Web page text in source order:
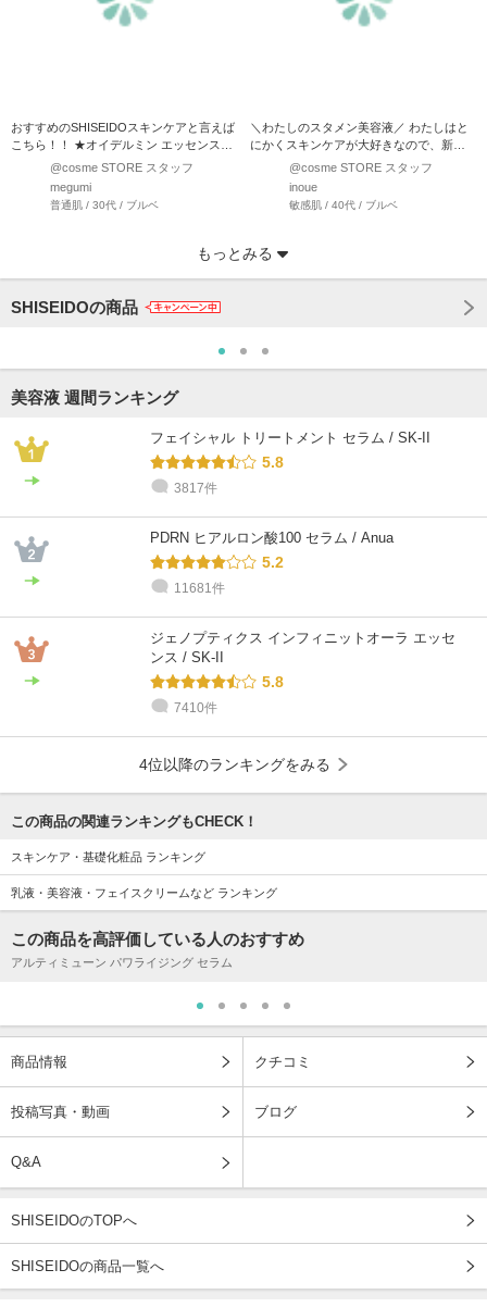
おすすめのSHISEIDOスキンケアと言えば
こちら！！ ★オイデルミン エッセンスロ
ーション …@cosme STORE スタッフ
megumi
普通肌 / 30代 / ブルベ
＼わたしのスタメン美容液／ わたしはと
にかくスキンケアが大好きなので、新商
品や人気の美容液を試す…
@cosme STORE スタッフ
inoue
敏感肌 / 40代 / ブルベ
もっとみる
SHISEIDOの商品
美容液 週間ランキング
フェイシャル トリートメント セラム / SK-II
5.8
3817件
PDRN ヒアルロン酸100 セラム / Anua
5.2
11681件
ジェノプティクス インフィニットオーラ エッセ
ンス / SK-II
5.8
7410件
4位以降のランキングをみる
この商品の関連ランキングもCHECK！
スキンケア・基礎化粧品 ランキング
乳液・美容液・フェイスクリームなど ランキング
この商品を高評価している人のおすすめ
アルティミューン パワライジング セラム
商品情報 クチコミ
投稿写真・動画 ブログ
Q&A
SHISEIDOのTOPへ
SHISEIDOの商品一覧へ